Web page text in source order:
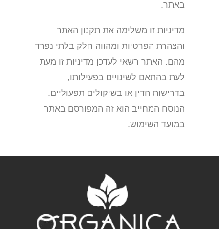
באתר.
מדיניות זו משלימה את תקנון האתר
והצהרת הפרטיות ומהווה חלק בלתי נפרד
מהם. האתר רשאי לעדכן מדיניות זו מעת
לעת בהתאם לשינויים בפעילותו,
בדרישות הדין או בשיקולים תפעוליים.
הנוסח המחייב הוא זה המפורסם באתר
במועד השימוש.